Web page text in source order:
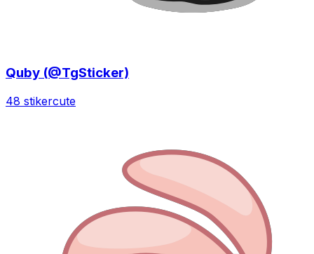
Quby (@TgSticker)
48 stikercute